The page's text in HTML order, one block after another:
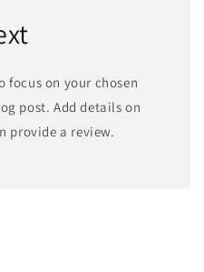
focus on your chosen
post. Add details on
provide a review.